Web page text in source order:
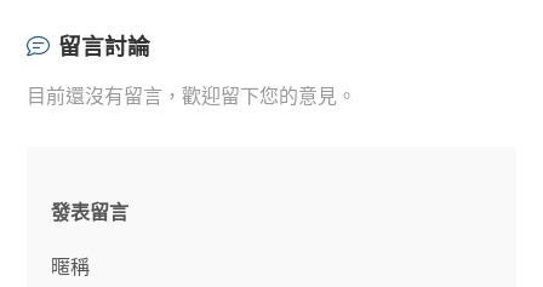
留言討論
目前還沒有留言，歡迎留下您的意見。
發表留言
暱稱